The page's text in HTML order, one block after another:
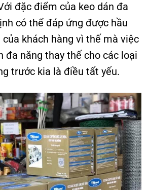
đặc điểm của keo dán đa
có thể đáp ứng được hầu
khách hàng vì thế mà việc
đa năng thay thế cho các loại
trước kia là điều tất yếu.